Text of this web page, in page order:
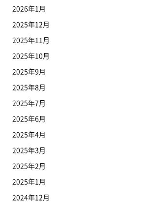
2026年1月
2025年12月
2025年11月
2025年10月
2025年9月
2025年8月
2025年7月
2025年6月
2025年4月
2025年3月
2025年2月
2025年1月
2024年12月